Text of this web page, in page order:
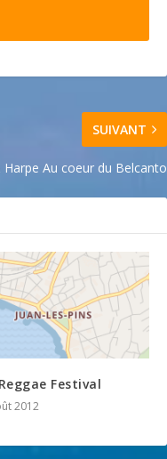
SUIVANT
Harpe Au coeur du Belcanto
Festival
2012